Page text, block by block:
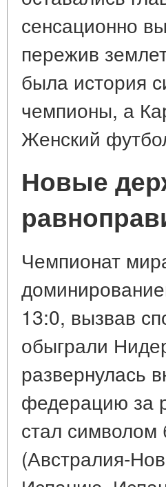
сенсационно
пережив
была история
чемпионы, а
Женский
Новые
Чемпионат
13:0, вызвав
обыграли
развернулась
федерацию за
стал символом
(Австралия-